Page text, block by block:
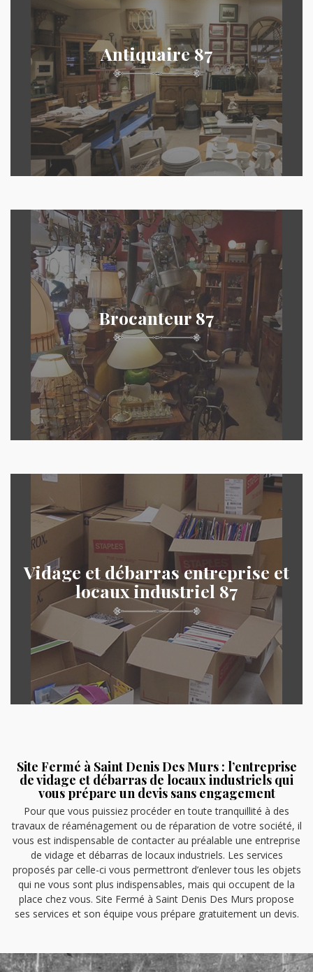
Antiquaire 87
Brocanteur 87
Vidage et débarras entreprise et
locaux industriel 87
Site Fermé à Saint Denis Des Murs : l’entreprise
de vidage et débarras de locaux industriels qui
vous prépare un devis sans engagement
Pour que vous puissiez procéder en toute tranquillité à des
travaux de réaménagement ou de réparation de votre société, il
vous est indispensable de contacter au préalable une entreprise
de vidage et débarras de locaux industriels. Les services
proposés par celle-ci vous permettront d’enlever tous les objets
qui ne vous sont plus indispensables, mais qui occupent de la
place chez vous. Site Fermé à Saint Denis Des Murs propose
ses services et son équipe vous prépare gratuitement un devis.